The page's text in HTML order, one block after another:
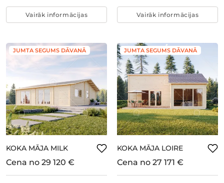
Vairāk informācijas Vairāk informācijas
JUMTA SEGUMS DĀVANĀ
KOKA MĀJA MILK
Cena no 29 120 €
JUMTA SEGUMS DĀVANĀ
KOKA MĀJA LOIRE
Cena no 27 171 €